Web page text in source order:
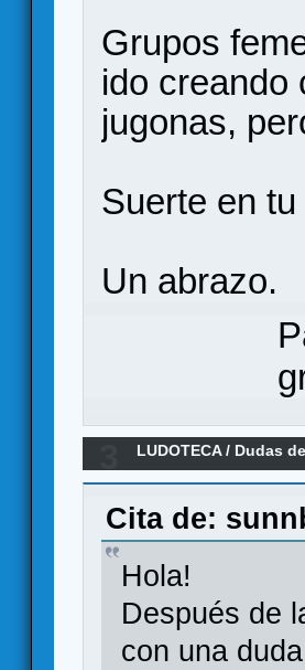
Grupos
ido creando
jugonas,
Suerte en
Un abrazo.
LUDOTECA/ Dudas
Cita de:
Hola!
Después de
con una